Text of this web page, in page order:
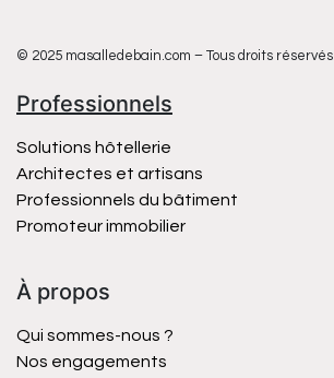
© 2025 masalledebain.com – Tous droits réservés
Professionnels
Solutions hôtellerie
Architectes et artisans
Professionnels du bâtiment
Promoteur immobilier
À propos
Qui sommes-nous ?
Nos engagements